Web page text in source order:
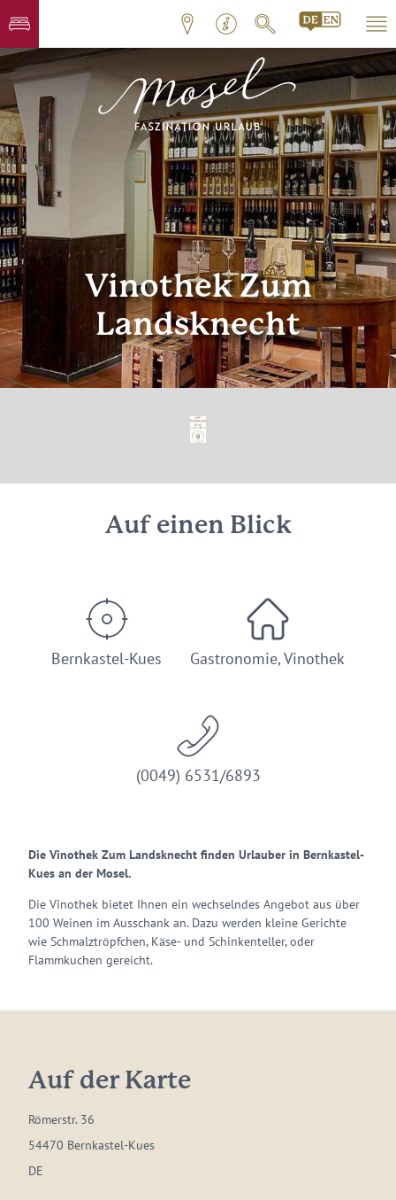
Vinothek Zum
Landsknecht
Auf einen Blick
Bernkastel-Kues Gastronomie, Vinothek
(0049) 6531/6893
Die Vinothek Zum Landsknecht finden Urlauber in Bernkastel-
Kues an der Mosel.
Die Vinothek bietet Ihnen ein wechselndes Angebot aus über
100 Weinen im Ausschank an. Dazu werden kleine Gerichte
wie Schmalztröpfchen, Käse- und Schinkenteller, oder
Flammkuchen gereicht.
Auf der Karte
Römerstr. 36
54470 Bernkastel-Kues
DE